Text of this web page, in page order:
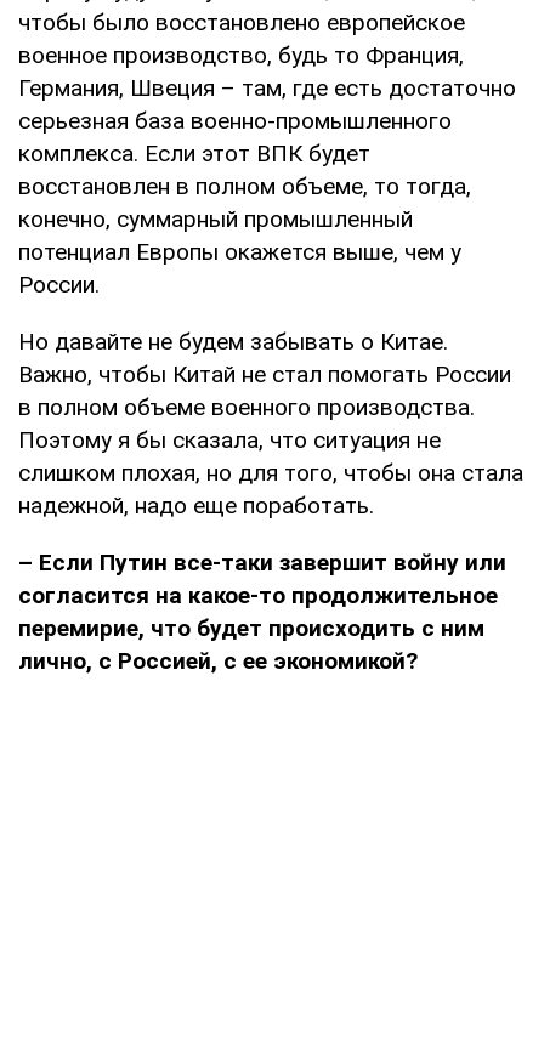
чтобы было восстановлено европейское
военное производство, будь то Франция,
Германия, Швеция – там, где есть достаточно
серьезная база военно-промышленного
комплекса. Если этот ВПК будет
восстановлен в полном объеме, то тогда,
конечно, суммарный промышленный
потенциал Европы окажется выше, чем у
России.
Но давайте не будем забывать о Китае.
Важно, чтобы Китай не стал помогать России
в полном объеме военного производства.
Поэтому я бы сказала, что ситуация не
слишком плохая, но для того, чтобы она стала
надежной, надо еще поработать.
– Если Путин все-таки завершит войну или
согласится на какое-то продолжительное
перемирие, что будет происходить с ним
лично, с Россией, с ее экономикой?